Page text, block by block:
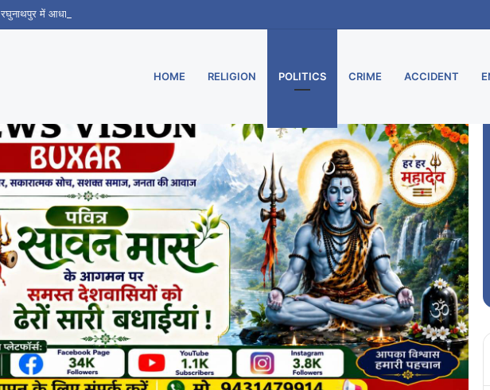
रघुनाथपुर में आधार सेवा केंद्र शुरू, मुरार उपडाकघर नए भवन में हुआ स्थानांतरित
HOME RELIGION POLITICS CRIME ACCIDENT